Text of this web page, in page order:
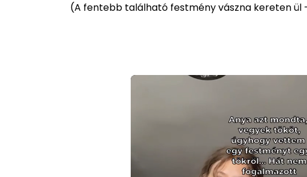
(A fentebb található festmény vászna kereten ül